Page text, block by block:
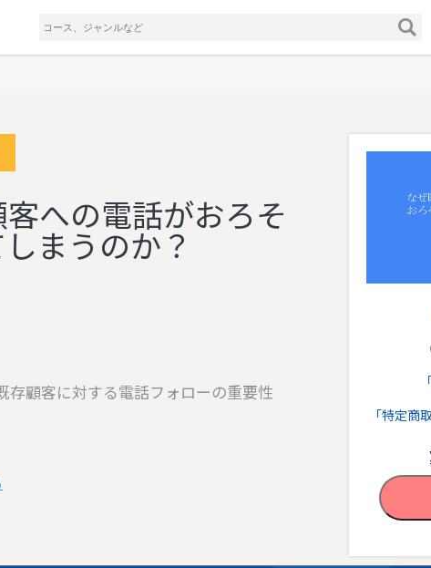
への電話がおろそ
まうのか？
存顧客に対する電話フォローの重要性
「特定商